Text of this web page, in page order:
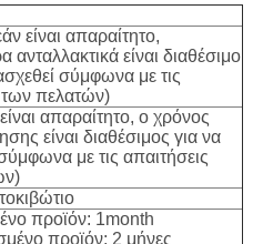
είναι απαραίτητο,
ανταλλακτικά είναι διαθέσιμο
σύμφωνα με τις
των πελατών)
απαραίτητο, ο χρόνος
είναι διαθέσιμος για να
με τις απαιτήσεις
προϊόν: 1month
προϊόν: 2 μήνες